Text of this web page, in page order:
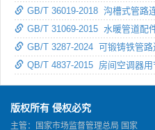
GB/T 36019-2018 沟槽式管路
GB/T 31069-2015 水暖管道配
GB/T 3287-2024 可锻铸铁管路
QB/T 4837-2015 房间空调器
版权所有 侵权必究
主管：国家市场监督管理总局 国家